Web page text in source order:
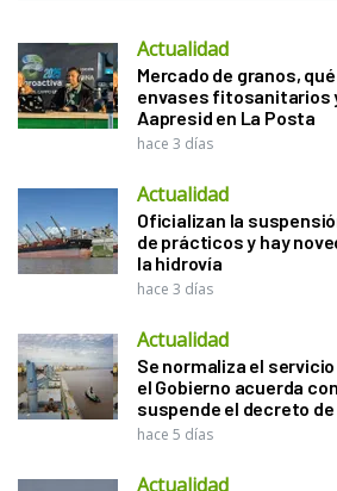
Actualidad
Mercado de granos,
envases fitosanitarios
Aapresid en La Posta
hace 3 días
Actualidad
Oficializan la
de prácticos y hay
la hidrovía
hace 3 días
Actualidad
Se normaliza el
el Gobierno acuerda
suspende el decreto
hace 5 días
Actualidad